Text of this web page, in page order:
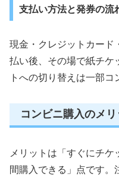
支払い方法と発券の流
現金・クレジットカード
払い後、その場で紙チケ
トへの切り替えは一部コ
コンビニ購入のメ
メリットは「すぐにチ
間購入できる」点です。